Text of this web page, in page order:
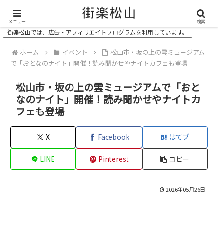
＼ 松山の街を“オモシロク”する地域情報メディア ／
街楽松山では、広告・アフィリエイトプログラムを利用しています。
ホーム イベント
松山市・坂の上の雲ミュージアム
で「おとなのナイト」開催！読み聞かせやナイトカフェも登場
松山市・坂の上の雲ミュージアムで「おと
なのナイト」開催！読み聞かせやナイトカ
フェも登場
X Facebook はてブ
LINE Pinterest コピー
2026年05月26日
メニュー 検索